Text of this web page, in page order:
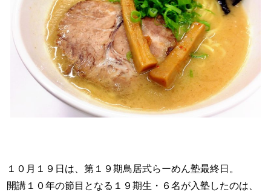
１０月１９日は、第１９期鳥居式らーめん塾最終日。
開講１０年の節目となる１９期生・６名が入塾したのは、